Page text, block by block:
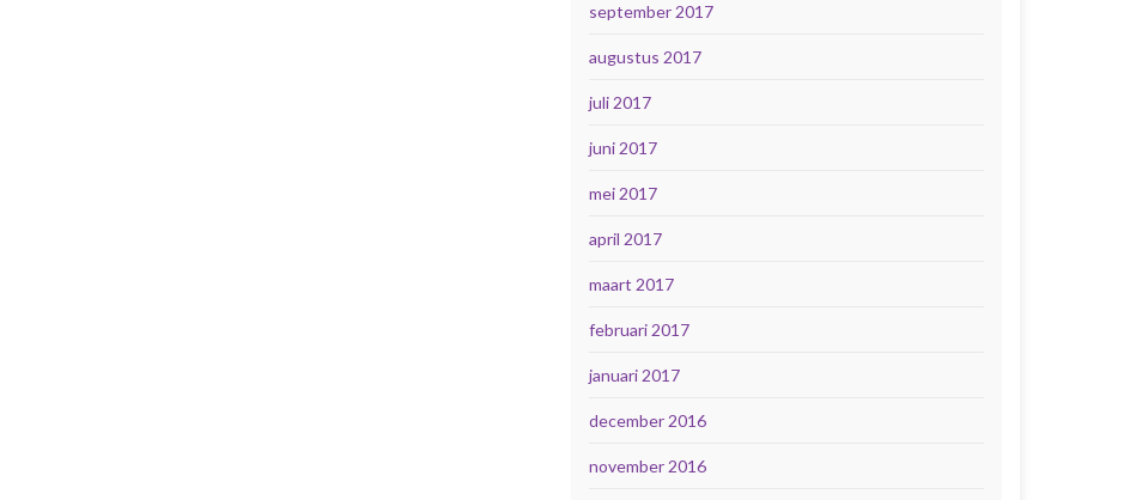
september 2017
augustus 2017
juli 2017
juni 2017
mei 2017
april 2017
maart 2017
februari 2017
januari 2017
december 2016
november 2016